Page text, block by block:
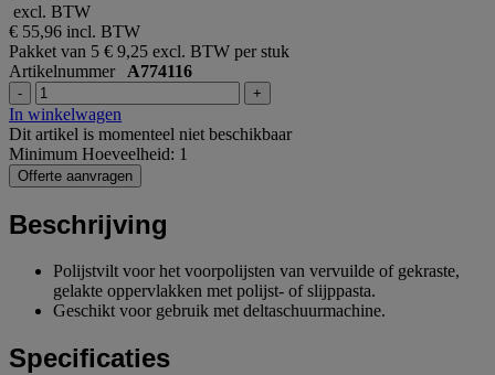
excl. BTW
€ 55,96 incl. BTW
Pakket van 5 € 9,25 excl. BTW per stuk
Artikelnummer A774116
- +
In winkelwagen
Dit artikel is momenteel niet beschikbaar
Minimum Hoeveelheid: 1
Offerte aanvragen
Beschrijving
Polijstvilt voor het voorpolijsten van vervuilde of gekraste,
gelakte oppervlakken met polijst- of slijppasta.
Geschikt voor gebruik met deltaschuurmachine.
Specificaties